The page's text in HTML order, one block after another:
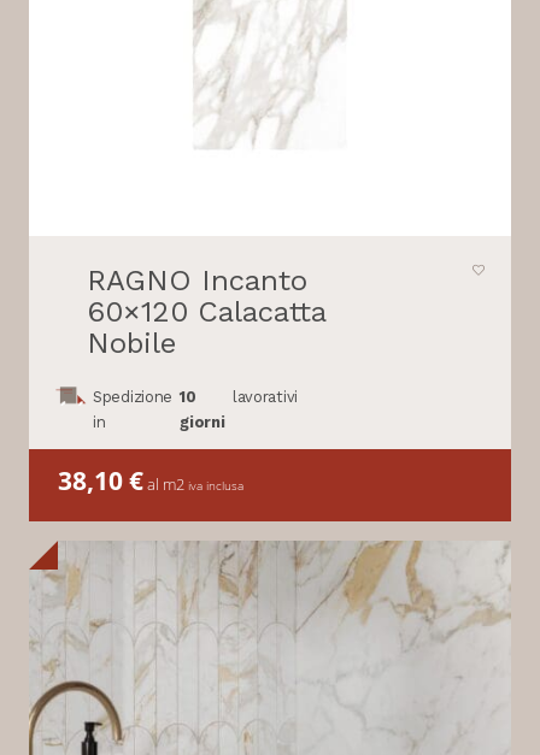
RAGNO Incanto
60×120 Calacatta
Nobile
Spedizione
in
10
giorni
lavorativi
38,10€al m2 iva inclusa